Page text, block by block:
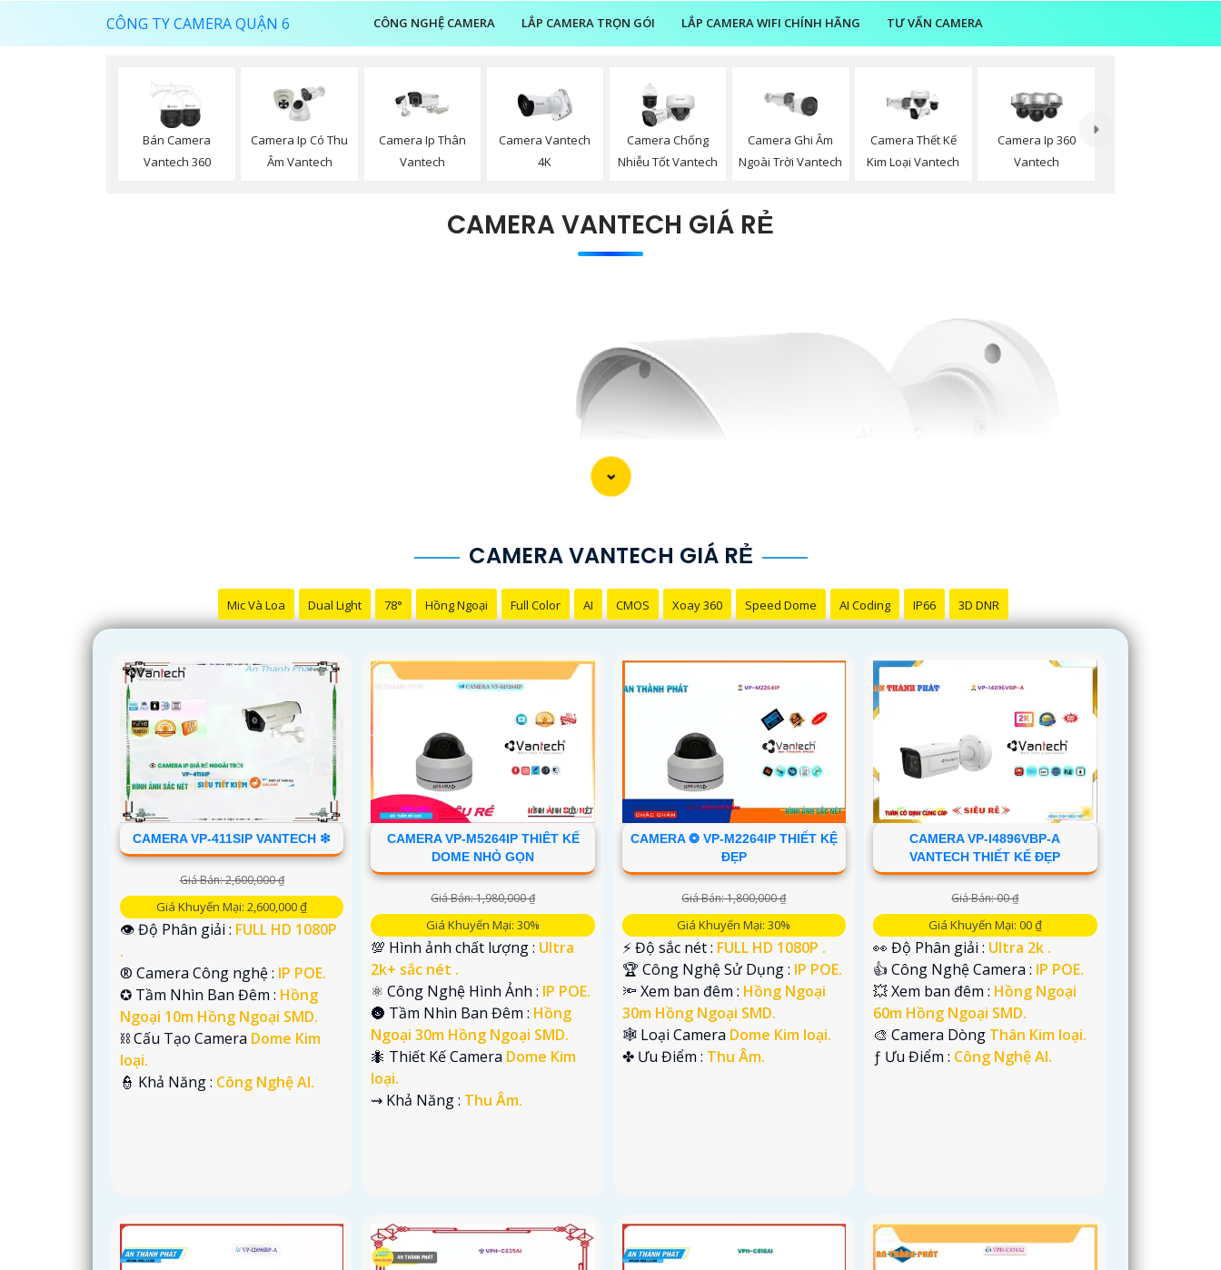
CÔNG TY CAMERA QUẬN 6 CÔNG NGHỆ CAMERA LẮP CAMERA TRỌN GÓI LẮP CAMERA WIFI CHÍNH HÃNG TƯ VẤN CAMERA
Bán Camera
Vantech 360
Camera Ip Có Thu
Âm Vantech
Camera Ip Thân
Vantech
Camera Vantech
4K
Camera Chống
Nhiễu Tốt Vantech
Camera Ghi Âm
Ngoài Trời Vantech
Camera Thết Kế
Kim Loại Vantech
Camera Ip 360
Vantech
CAMERA VANTECH GIÁ RẺ
CAMERA VANTECH GIÁ RẺ
Mic Và Loa Dual Light 78° Hồng Ngoại Full Color AI CMOS Xoay 360 Speed Dome AI Coding IP66 3D DNR
CAMERA VP-411SIP VANTECH ❇
Giá Bán: 2,600,000 ₫
Giá Khuyến Mại: 2,600,000 ₫
👁 Độ Phân giải : FULL HD 1080P
.
®️ Camera Công nghệ : IP POE.
✪ Tầm Nhìn Ban Đêm : Hồng
Ngoại 10m Hồng Ngoại SMD.
⛓ Cấu Tạo Camera Dome Kim
loại.
️👮 Khả Năng : Công Nghệ AI.
CAMERA VP-M5264IP THIÊT KẾ
DOME NHỎ GỌN
Giá Bán: 1,980,000 ₫
Giá Khuyến Mại: 30%
💯 Hình ảnh chất lượng : Ultra
2k+ sắc nét .
⚛️ Công Nghệ Hình Ảnh : IP POE.
🌚 Tầm Nhìn Ban Đêm : Hồng
Ngoại 30m Hồng Ngoại SMD.
🐜 Thiết Kế Camera Dome Kim
loại.
️⇝ Khả Năng : Thu Âm.
CAMERA ❂ VP-M2264IP THIẾT KỆ
ĐẸP
Giá Bán: 1,800,000 ₫
Giá Khuyến Mại: 30%
️⚡ Độ sắc nét : FULL HD 1080P .
🏆 Công Nghệ Sử Dụng : IP POE.
🔦 Xem ban đêm : Hồng Ngoại
30m Hồng Ngoại SMD.
🕸️ Loại Camera Dome Kim loại.
️✤ Ưu Điểm : Thu Âm.
CAMERA VP-I4896VBP-A
VANTECH THIẾT KẾ ĐẸP
Giá Bán: 00 ₫
Giá Khuyến Mại: 00 ₫
👀 Độ Phân giải : Ultra 2k .
👍 Công Nghệ Camera : IP POE.
💥 Xem ban đêm : Hồng Ngoại
60m Hồng Ngoại SMD.
🎨 Camera Dòng Thân Kim loại.
️ƒ Ưu Điểm : Công Nghệ AI.